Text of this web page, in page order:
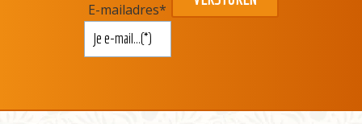
E-mailadres*